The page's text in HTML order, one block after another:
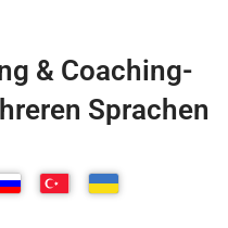
& Coaching-
Sprachen